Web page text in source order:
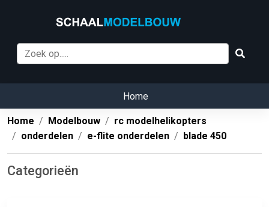
Home
Home Modelbouw
rc modelhelikopters
onderdelen
e-flite onderdelen blade 450
Categorieën